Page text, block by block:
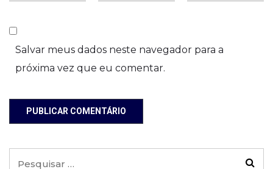
Salvar meus dados neste navegador para a
próxima vez que eu comentar.
PUBLICAR COMENTÁRIO